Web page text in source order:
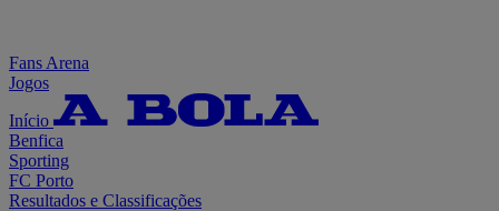
Fans Arena
Jogos
Início
Benfica
Sporting
FC Porto
Resultados e Classificações